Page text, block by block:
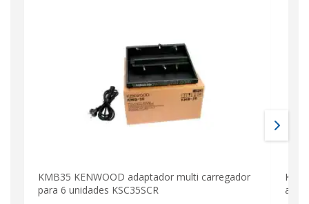
KMB35 KENWOOD adaptador multi carregador
para 6 unidades KSC35SCR